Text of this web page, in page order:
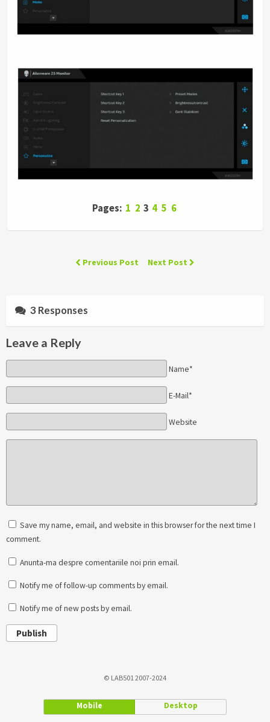
Pages: 1 2 3 4 5 6
Previous Post Next Post
3 Responses
Leave a Reply
Name*
E-Mail*
Website
Save my name, email, and website in this browser for the next time I
comment.
Anunta-ma despre comentariile noi prin email.
Notify me of follow-up comments by email.
Notify me of new posts by email.
Publish
© LAB501 2007-2024
Mobile Desktop